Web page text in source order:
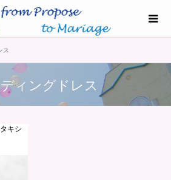
ス
ィングドレス
キシ